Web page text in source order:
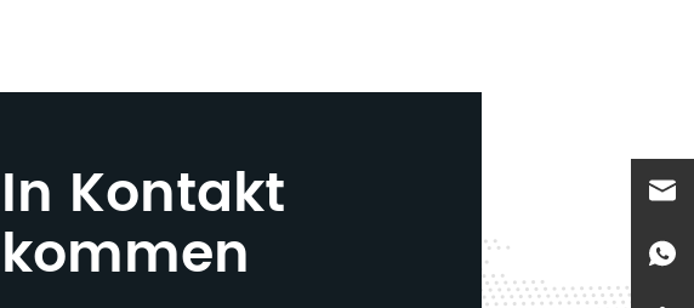
In Kontakt
kommen